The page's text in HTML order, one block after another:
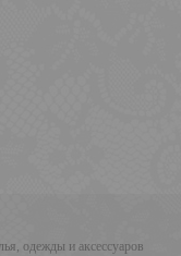
одежды и аксессуаров